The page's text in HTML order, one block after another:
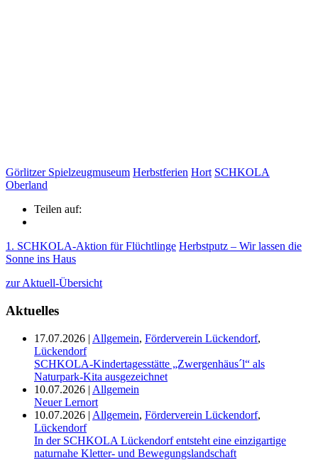
Görlitzer Spielzeugmuseum Herbstferien Hort SCHKOLA
Oberland
Teilen auf:
1. SCHKOLA-Aktion für Flüchtlinge Herbstputz – Wir lassen die
Sonne ins Haus
zur Aktuell-Übersicht
Aktuelles
17.07.2026 | Allgemein, Förderverein Lückendorf,
Lückendorf
SCHKOLA-Kindertagesstätte „Zwergenhäus´l“ als
Naturpark-Kita ausgezeichnet
10.07.2026 | Allgemein
Neuer Lernort
10.07.2026 | Allgemein, Förderverein Lückendorf,
Lückendorf
In der SCHKOLA Lückendorf entsteht eine einzigartige
naturnahe Kletter- und Bewegungslandschaft